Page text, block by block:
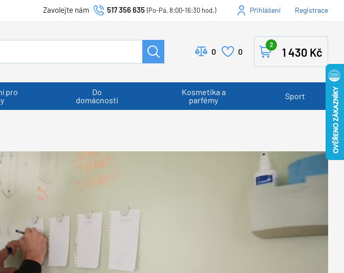
Zavolejte nám 517 356 635 (Po-Pá, 8:00-16:30 hod.) Přihlášení Registrace
0 0 1 430 Kč
2
pro
Do
domácnosti
Kosmetika a
parfémy
Sport